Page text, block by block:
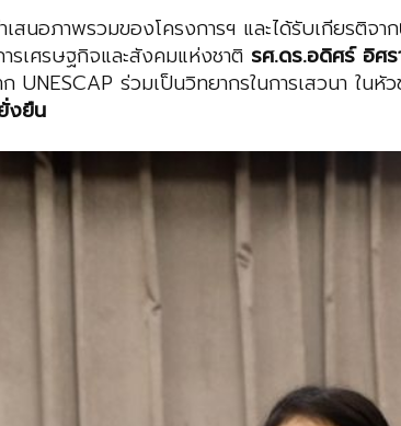
สนอภาพรวมของโครงการฯ และได้รับเกียรติจาก
เศรษฐกิจและสังคมแห่งชาติ รศ.ดร.อดิศร์ อิศ
ร่วมเป็นวิทยากรในการเสวนา ในหั
งยืน